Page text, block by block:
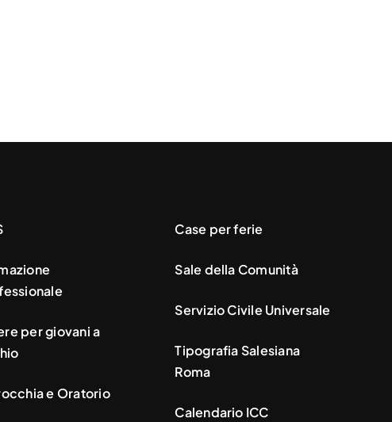
per giovani a
e Oratorio
Case per ferie
Sale della Comunità
Servizio Civile Universale
Tipografia Salesiana
Roma
Calendario ICC